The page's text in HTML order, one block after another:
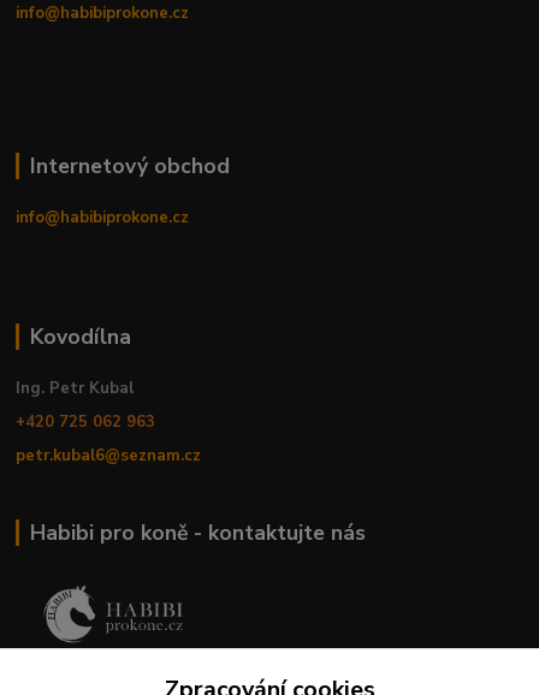
info@habibiprokone.cz
Internetový obchod
info@habibiprokone.cz
Kovodílna
Ing. Petr Kubal
+420 725 062 963
petr.kubal6@seznam.cz
Habibi pro koně - kontaktujte nás
MVDr. Romana Babáková